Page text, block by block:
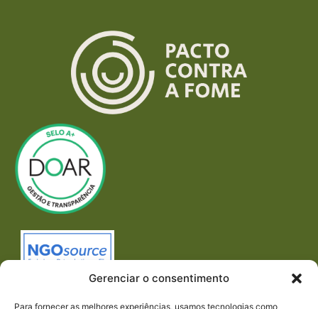
Gerenciar o consentimento
Para fornecer as melhores experiências, usamos tecnologias como